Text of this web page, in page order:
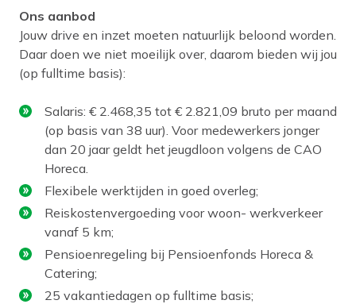
Ons aanbod
Jouw drive en inzet moeten natuurlijk beloond worden.
Daar doen we niet moeilijk over, daarom bieden wij jou
(op fulltime basis):
Salaris: € 2.468,35 tot € 2.821,09 bruto per maand
(op basis van 38 uur). Voor medewerkers jonger
dan 20 jaar geldt het jeugdloon volgens de CAO
Horeca.
Flexibele werktijden in goed overleg;
Reiskostenvergoeding voor woon- werkverkeer
vanaf 5 km;
Pensioenregeling bij Pensioenfonds Horeca &
Catering;
25 vakantiedagen op fulltime basis;